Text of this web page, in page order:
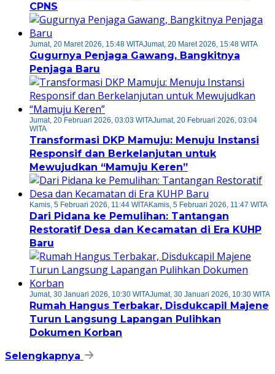
CPNS
Jumat, 20 Maret 2026, 15:48 WITAJumat, 20 Maret 2026, 15:48 WITA
Gugurnya Penjaga Gawang, Bangkitnya
Penjaga Baru
Jumat, 20 Februari 2026, 03:03 WITAJumat, 20 Februari 2026, 03:04
WITA
Transformasi DKP Mamuju: Menuju Instansi
Responsif dan Berkelanjutan untuk
Mewujudkan “Mamuju Keren”
Kamis, 5 Februari 2026, 11:44 WITAKamis, 5 Februari 2026, 11:47 WITA
Dari Pidana ke Pemulihan: Tantangan
Restoratif Desa dan Kecamatan di Era KUHP
Baru
Jumat, 30 Januari 2026, 10:30 WITAJumat, 30 Januari 2026, 10:30 WITA
Rumah Hangus Terbakar, Disdukcapil Majene
Turun Langsung Lapangan Pulihkan
Dokumen Korban
Selengkapnya